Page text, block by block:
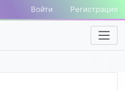
Войти Регистрация